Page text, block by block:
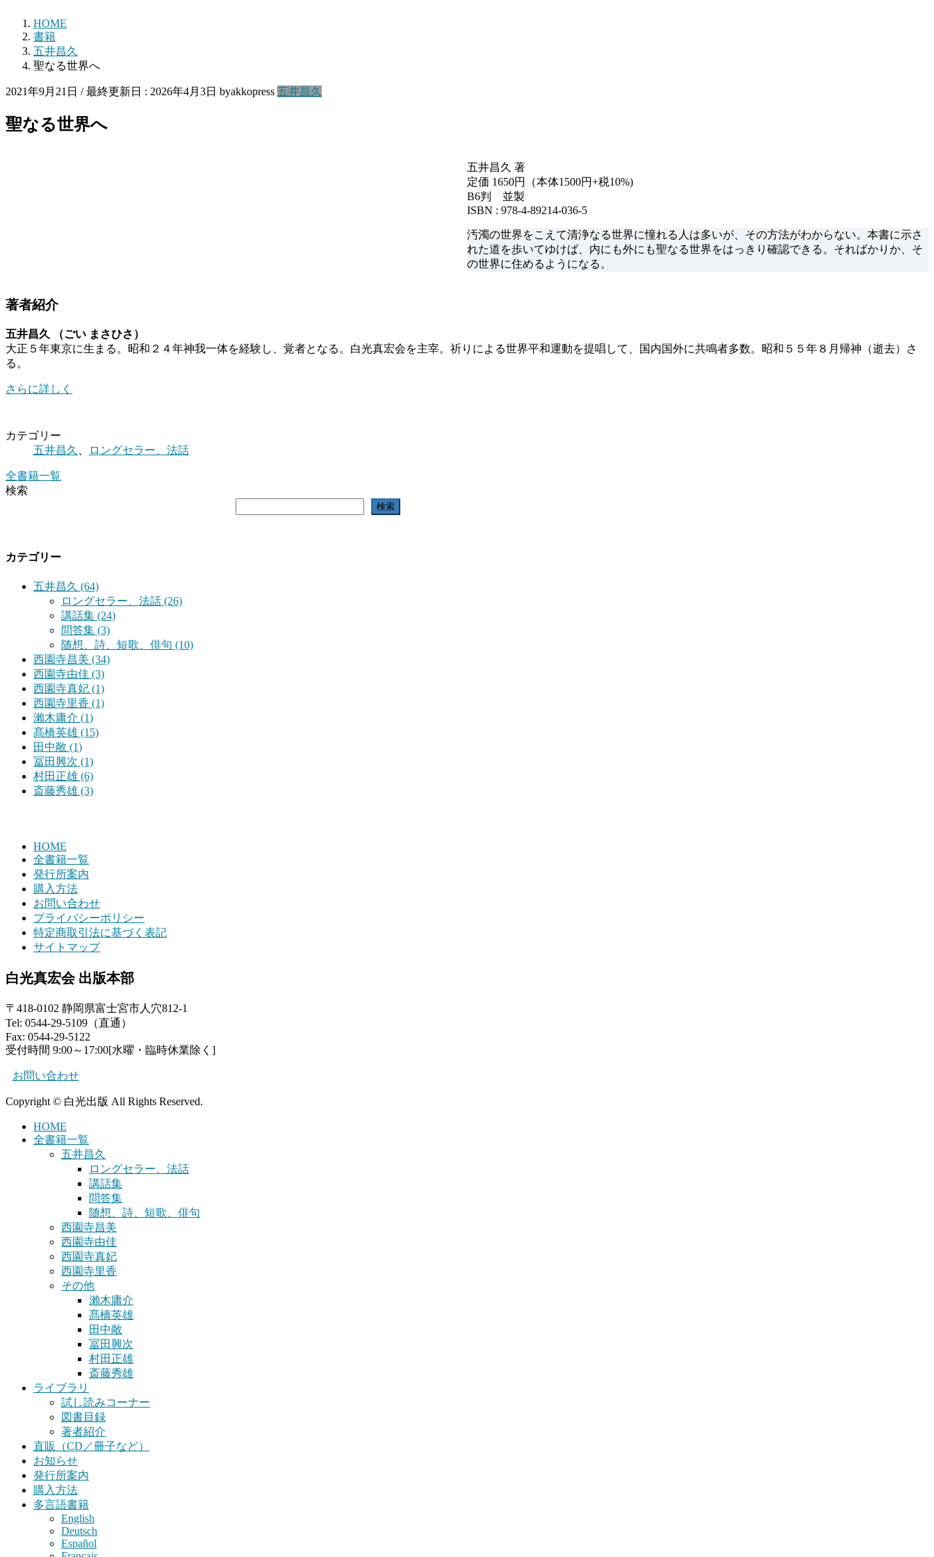
HOME
書籍
五井昌久
聖なる世界へ
2021年9月21日 / 最終更新日 : 2026年4月3日 byakkopress 五井昌久
聖なる世界へ
五井昌久 著
定価 1650円（本体1500円+税10%)
B6判 並製
ISBN : 978-4-89214-036-5
汚濁の世界をこえて清浄なる世界に憧れる人は多いが、その方法がわからない。本書に示さ
れた道を歩いてゆけば、内にも外にも聖なる世界をはっきり確認できる。そればかりか、そ
の世界に住めるようになる。
著者紹介
五井昌久 （ごい まさひさ）
大正５年東京に生まる。昭和２４年神我一体を経験し、覚者となる。白光真宏会を主宰。祈りによる世界平和運動を提唱して、国内国外に共鳴者多数。昭和５５年８月帰神（逝去）さ
る。
さらに詳しく
カテゴリー
五井昌久
ロングセラー、法話
全書籍一覧
検索
検索
カテゴリー
五井昌久 (64)
ロングセラー、法話 (26)
講話集 (24)
問答集 (3)
随想、詩、短歌、俳句 (10)
西園寺昌美 (34)
西園寺由佳 (3)
西園寺真妃 (1)
西園寺里香 (1)
瀨木庸介 (1)
髙橋英雄 (15)
田中敞 (1)
冨田興次 (1)
村田正雄 (6)
斎藤秀雄 (3)
HOME
全書籍一覧
発行所案内
購入方法
お問い合わせ
プライバシーポリシー
特定商取引法に基づく表記
サイトマップ
白光真宏会 出版本部
〒418-0102 静岡県富士宮市人穴812-1
Tel: 0544-29-5109（直通）
Fax: 0544-29-5122
受付時間 9:00～17:00[水曜・臨時休業除く]
お問い合わせ
Copyright © 白光出版 All Rights Reserved.
HOME
全書籍一覧
五井昌久
ロングセラー、法話
講話集
問答集
随想、詩、短歌、俳句
西園寺昌美
西園寺由佳
西園寺真妃
西園寺里香
その他
瀨木庸介
髙橋英雄
田中敞
冨田興次
村田正雄
斎藤秀雄
ライブラリ
試し読みコーナー
図書目録
著者紹介
直販（CD／冊子など）
お知らせ
発行所案内
購入方法
多言語書籍
English
Deutsch
Español